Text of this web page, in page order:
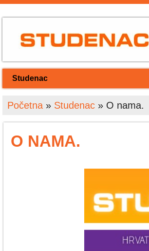
Studenac
Početna » Studenac » O nama.
O NAMA.